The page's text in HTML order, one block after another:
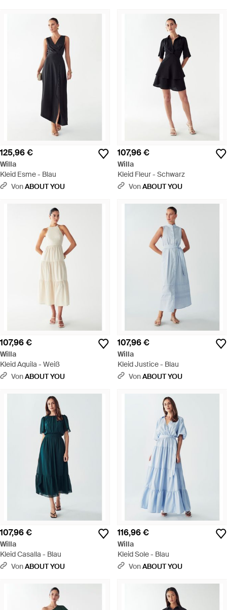
125,96 €
Willa
Kleid Esme - Blau
VonABOUT YOU
107,96 €
Willa
Kleid Fleur - Schwarz
VonABOUT YOU
107,96 €
Willa
Kleid Aquila - Weiß
VonABOUT YOU
107,96 €
Willa
Kleid Justice - Blau
VonABOUT YOU
107,96 €
Willa
Kleid Casalla - Blau
VonABOUT YOU
116,96 €
Willa
Kleid Sole - Blau
VonABOUT YOU